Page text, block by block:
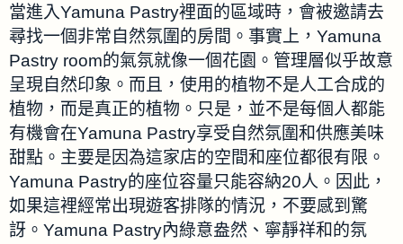
當進入Yamuna Pastry裡面的區域時，會被邀請去
尋找一個非常自然氛圍的房間。事實上，Yamuna
Pastry room的氣氛就像一個花園。管理層似乎故意
呈現自然印象。而且，使用的植物不是人工合成的
植物，而是真正的植物。只是，並不是每個人都能
有機會在Yamuna Pastry享受自然氛圍和供應美味
甜點。主要是因為這家店的空間和座位都很有限。
Yamuna Pastry的座位容量只能容納20人。因此，
如果這裡經常出現遊客排隊的情況，不要感到驚
訝。Yamuna Pastry內綠意盎然、寧靜祥和的氛